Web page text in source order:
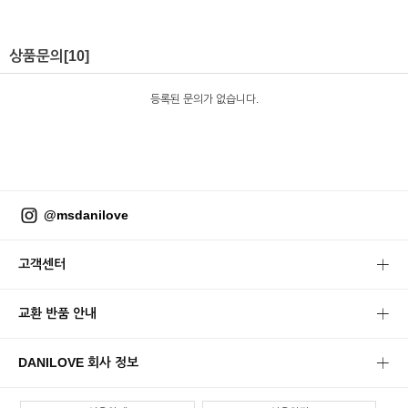
상품문의 [10]
등록된 문의가 없습니다.
@msdanilove
고객센터
교환 반품 안내
DANILOVE 회사 정보